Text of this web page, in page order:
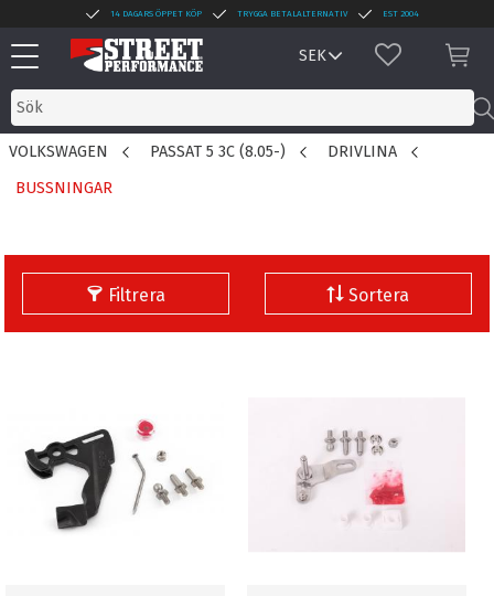
Meny
14 DAGARS ÖPPET KÖP TRYGGA BETALALTERNATIV EST 2004
FAVORITER
VOLKSWAGEN PASSAT 5 3C (8.05-)
DRIVLINA
BUSSNINGAR
Filtrera Sortera